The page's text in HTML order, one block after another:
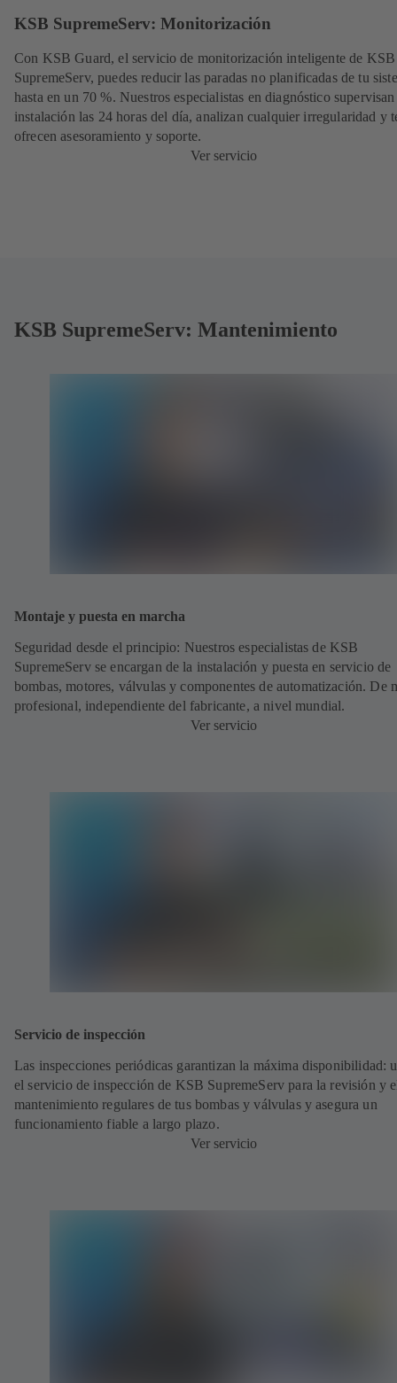
KSB SupremeServ: Monitorización
Con KSB Guard, el servicio de monitorización inteligente de KSB
SupremeServ, puedes reducir las paradas no planificadas de tu
hasta en un 70 %. Nuestros especialistas en diagnóstico
instalación las 24 horas del día, analizan cualquier irregularidad y
ofrecen asesoramiento y soporte.
Ver servicio
KSB SupremeServ: Mantenimiento
Montaje y puesta en marcha
Seguridad desde el principio: Nuestros especialistas de KSB
SupremeServ se encargan de la instalación y puesta en servicio de
bombas, motores, válvulas y componentes de automatización. De
profesional, independiente del fabricante, a nivel mundial.
Ver servicio
Servicio de inspección
Las inspecciones periódicas garantizan la máxima disponibilidad:
el servicio de inspección de KSB SupremeServ para la revisión y
mantenimiento regulares de tus bombas y válvulas y asegura un
funcionamiento fiable a largo plazo.
Ver servicio